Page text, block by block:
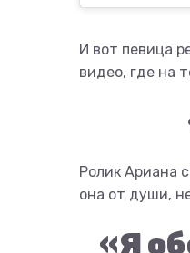
И вот певица
видео, где на
Ролик Ариана
она от души,
«Я